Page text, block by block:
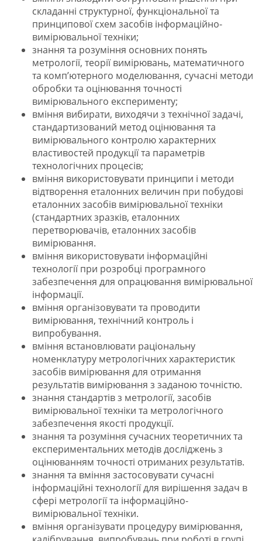
складанні структурної, функціональної та
принципової схем засобів інформаційно-
вимірювальної техніки;
знання та розуміння основних понять
метрології, теорії вимірювань, математичного
та комп’ютерного моделювання, сучасні методи
обробки та оцінювання точності
вимірювального експерименту;
вміння вибирати, виходячи з технічної задачі,
стандартизований метод оцінювання та
вимірювального контролю характерних
властивостей продукції та параметрів
технологічних процесів;
вміння використовувати принципи і методи
відтворення еталонних величин при побудові
еталонних засобів вимірювальної техніки
(стандартних зразків, еталонних
перетворювачів, еталонних засобів
вимірювання.
вміння використовувати інформаційні
технології при розробці програмного
забезпечення для опрацювання вимірювальної
інформації.
вміння організовувати та проводити
вимірювання, технічний контроль і
випробування.
вміння встановлювати раціональну
номенклатуру метрологічних характеристик
засобів вимірювання для отримання
результатів вимірювання з заданою точністю.
знання стандартів з метрології, засобів
вимірювальної техніки та метрологічного
забезпечення якості продукції.
знання та розуміння сучасних теоретичних та
експериментальних методів досліджень з
оцінюванням точності отриманих результатів.
знання та вміння застосовувати сучасні
інформаційні технології для вирішення задач в
сфері метрології та інформаційно-
вимірювальної техніки.
вміння організувати процедуру вимірювання,